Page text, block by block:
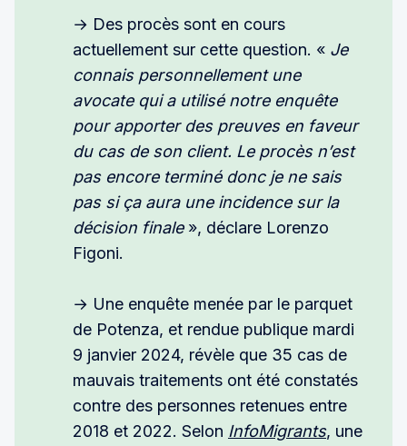
→ Des procès sont en cours
actuellement sur cette question. « Je
connais personnellement une
avocate qui a utilisé notre enquête
pour apporter des preuves en faveur
du cas de son client. Le procès n’est
pas encore terminé donc je ne sais
pas si ça aura une incidence sur la
décision finale », déclare Lorenzo
Figoni.
→ Une enquête menée par le parquet
de Potenza, et rendue publique mardi
9 janvier 2024, révèle que 35 cas de
mauvais traitements ont été constatés
contre des personnes retenues entre
2018 et 2022. Selon InfoMigrants, une